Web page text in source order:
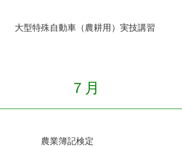
大型特殊自動車（農耕用）実技講習
７月
農業簿記検定